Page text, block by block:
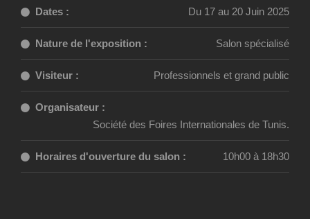
Dates : Du 17 au 20 Juin 2025
Nature de l'exposition : Salon spécialisé
Visiteur : Professionnels et grand public
Organisateur :
Société des Foires Internationales de Tunis.
Horaires d'ouverture du salon : 10h00 à 18h30